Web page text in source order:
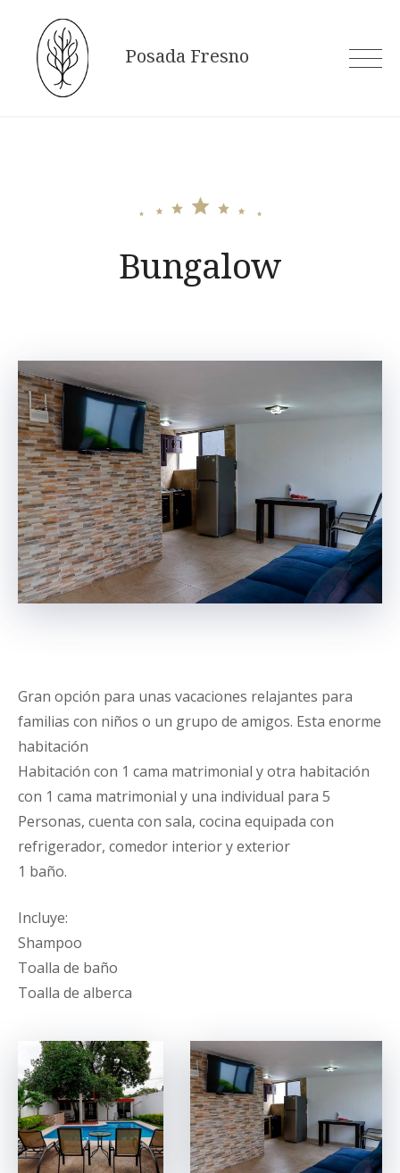
content
Posada Fresno
Bungalow
Gran opción para unas vacaciones relajantes para
familias con niños o un grupo de amigos. Esta enorme
habitación
Habitación con 1 cama matrimonial y otra habitación
con 1 cama matrimonial y una individual para 5
Personas, cuenta con sala, cocina equipada con
refrigerador, comedor interior y exterior
1 baño.
Incluye:
Shampoo
Toalla de baño
Toalla de alberca